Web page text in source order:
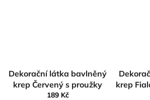
Dekorační látka bavlněný
krep Červený s proužky
189 Kč
krep